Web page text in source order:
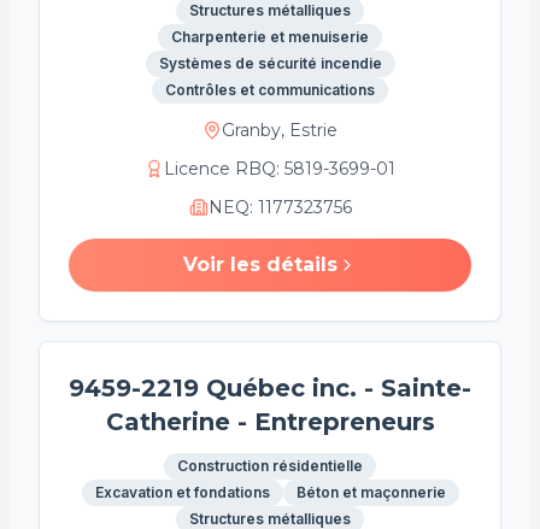
Structures métalliques
Charpenterie et menuiserie
Systèmes de sécurité incendie
Contrôles et communications
Granby, Estrie
Licence RBQ: 5819-3699-01
NEQ: 1177323756
Voir les détails
9459-2219 Québec inc. - Sainte-
Catherine - Entrepreneurs
Construction résidentielle
Excavation et fondations
Béton et maçonnerie
Structures métalliques